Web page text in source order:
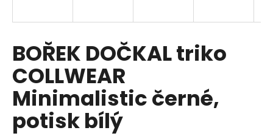
BOŘEK DOČKAL triko
COLLWEAR
Minimalistic černé,
potisk bílý
í
t
?